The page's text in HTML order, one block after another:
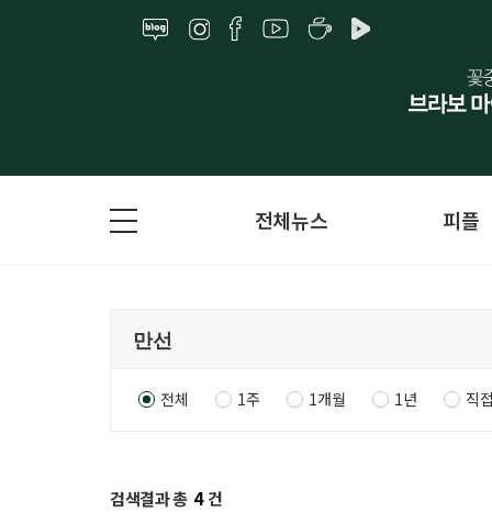
전체뉴스 피플
전체 1주 1개월 1년 직
검색결과 총 4 건